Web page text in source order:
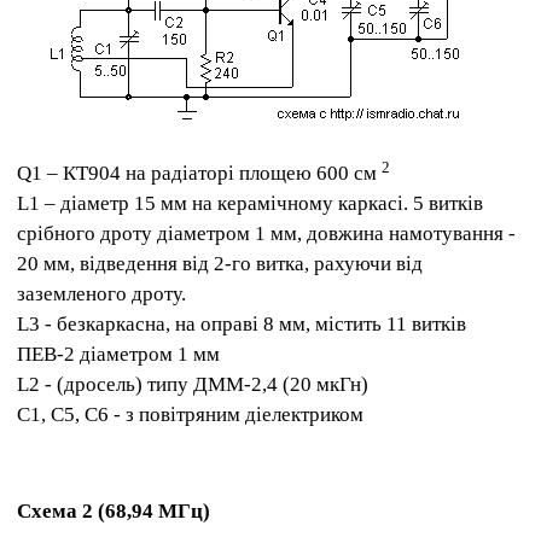
Q1 – КТ904 на радіаторі площею 600 см 2
L1 – діаметр 15 мм на керамічному каркасі. 5 витків
срібного дроту діаметром 1 мм, довжина намотування -
20 мм, відведення від 2-го витка, рахуючи від
заземленого дроту.
L3 - безкаркасна, на оправі 8 мм, містить 11 витків
ПЕВ-2 діаметром 1 мм
L2 - (дросель) типу ДММ-2,4 (20 мкГн)
C1, C5, C6 - з повітряним діелектриком
Схема 2 (68,94 МГц)